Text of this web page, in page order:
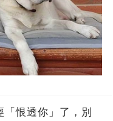
恨透你」了，別